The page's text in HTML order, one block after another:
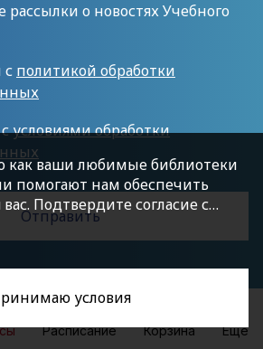
о новостях Учебного
с политикой обработки
сусловиями обработки
Расписание Корзина Еще
как ваши любимые библиотеки
помогают нам обеспечить
Подтвердите согласие с
нажав
чтобы продолжить.
условия